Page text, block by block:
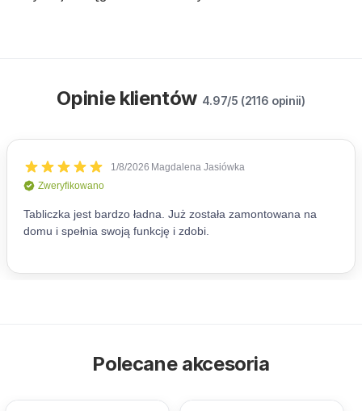
Opinie klientów 4.97/5 (2116 opinii)
Polecane akcesoria